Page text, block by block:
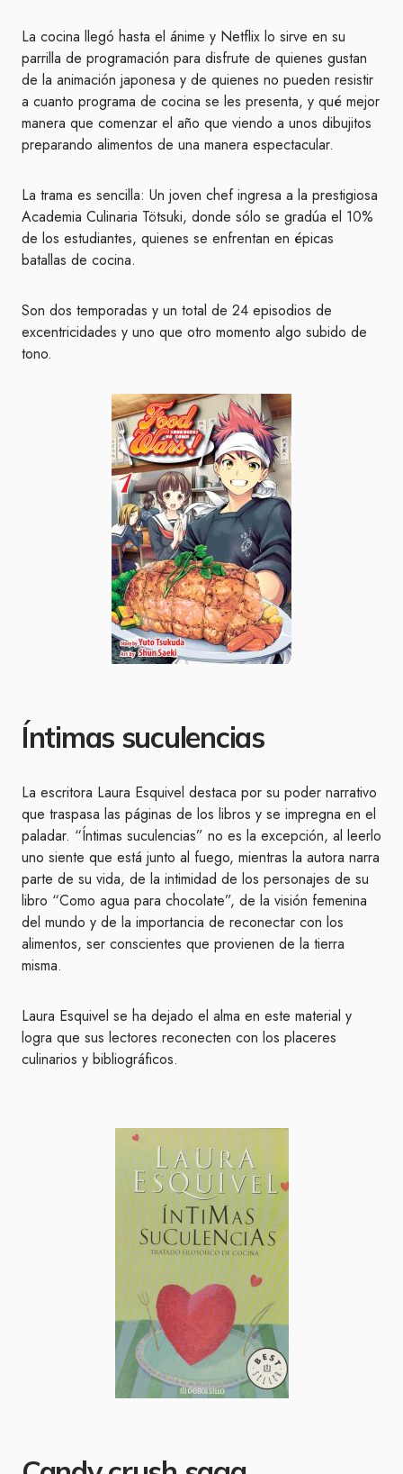
La cocina llegó hasta el ánime y Netflix lo sirve en su
parrilla de programación para disfrute de quienes gustan
de la animación japonesa y de quienes no pueden resistir
a cuanto programa de cocina se les presenta, y qué mejor
manera que comenzar el año que viendo a unos dibujitos
preparando alimentos de una manera espectacular.
La trama es sencilla: Un joven chef ingresa a la prestigiosa
Academia Culinaria Tötsuki, donde sólo se gradúa el 10%
de los estudiantes, quienes se enfrentan en épicas
batallas de cocina.
Son dos temporadas y un total de 24 episodios de
excentricidades y uno que otro momento algo subido de
tono.
Íntimas suculencias
La escritora Laura Esquivel destaca por su poder narrativo
que traspasa las páginas de los libros y se impregna en el
paladar. “Íntimas suculencias” no es la excepción, al leerlo
uno siente que está junto al fuego, mientras la autora narra
parte de su vida, de la intimidad de los personajes de su
libro “Como agua para chocolate”, de la visión femenina
del mundo y de la importancia de reconectar con los
alimentos, ser conscientes que provienen de la tierra
misma.
Laura Esquivel se ha dejado el alma en este material y
logra que sus lectores reconecten con los placeres
culinarios y bibliográficos.